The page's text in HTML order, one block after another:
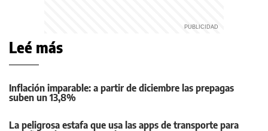
Leé más
Inflación imparable: a partir de diciembre las prepagas
suben un 13,8%
La peligrosa estafa que usa las apps de transporte para